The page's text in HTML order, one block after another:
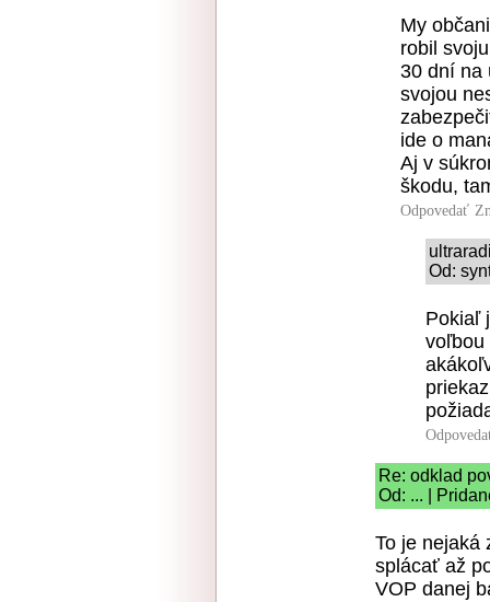
My
robil
30 dní na
svojou
ide o
Aj v
škodu,
Odpovedať
Od:
Pokiaľ
voľbou
Re: odklad
Od: ... |
To je nejaká
splácať až
VOP danej